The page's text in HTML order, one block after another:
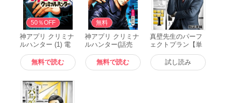
無料
50％OFF
神アプリ クリミナ
ルハンター (1) 電
子書籍版
無料で読む
無料
神アプリ クリミナ
ルハンター(話売
り) #1 電子書籍版
無料で読む
真壁先生のパーフ
ェクトプラン【単
行本版】1 電子書
籍版
試し読み